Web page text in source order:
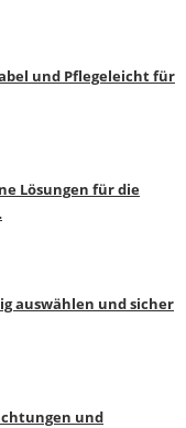
und Pflegeleicht für
Lösungen für die
auswählen und sicher
und